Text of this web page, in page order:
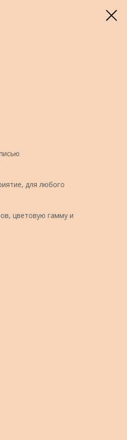
для любого
цветовую гамму и